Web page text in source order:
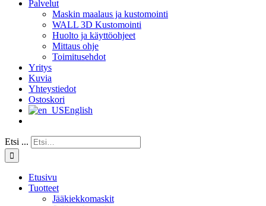
Palvelut
Maskin maalaus ja kustomointi
WALL 3D Kustomointi
Huolto ja käyttöohjeet
Mittaus ohje
Toimitusehdot
Yritys
Kuvia
Yhteystiedot
Ostoskori
English
Etsi ...
Etusivu
Tuotteet
Jääkiekkomaskit